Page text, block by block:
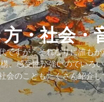
・社会・
ですが、それなりに誰も
、感受性が強いのでいろ
会のこともたくさん紹介